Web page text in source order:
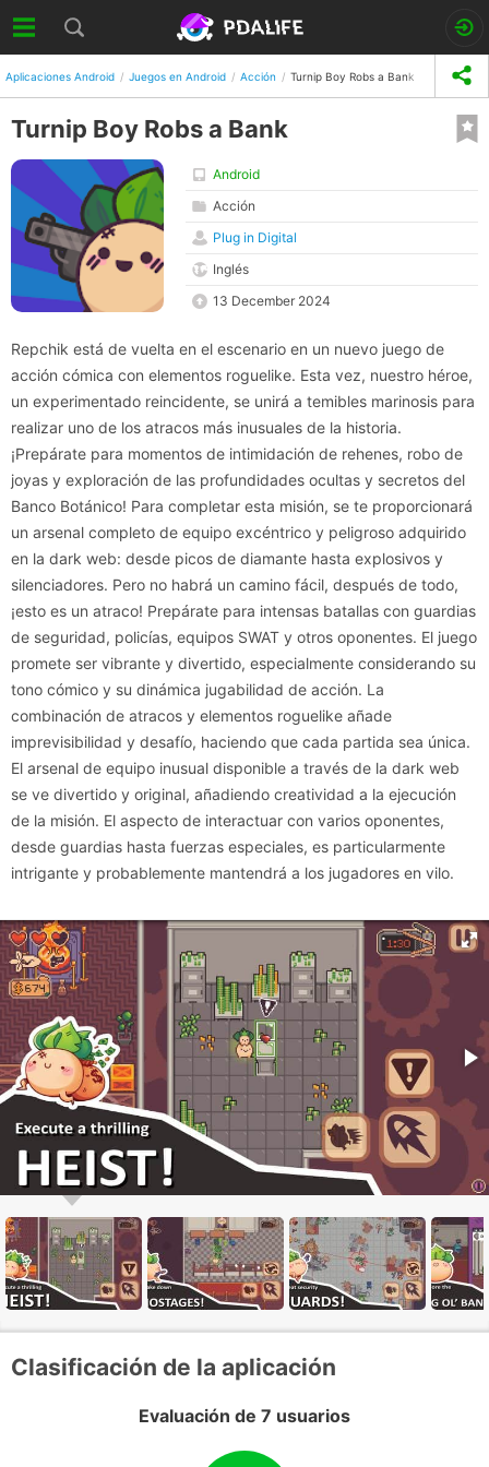
Aplicaciones Android Juegos en Android Acción Turnip Boy Robs a Bank
Turnip Boy Robs a Bank
Android
Acción
Plug in Digital
Inglés
13 December 2024
Repchik está de vuelta en el escenario en un nuevo juego de
acción cómica con elementos roguelike. Esta vez, nuestro héroe,
un experimentado reincidente, se unirá a temibles marinosis para
realizar uno de los atracos más inusuales de la historia.
¡Prepárate para momentos de intimidación de rehenes, robo de
joyas y exploración de las profundidades ocultas y secretos del
Banco Botánico! Para completar esta misión, se te proporcionará
un arsenal completo de equipo excéntrico y peligroso adquirido
en la dark web: desde picos de diamante hasta explosivos y
silenciadores. Pero no habrá un camino fácil, después de todo,
¡esto es un atraco! Prepárate para intensas batallas con guardias
de seguridad, policías, equipos SWAT y otros oponentes. El juego
promete ser vibrante y divertido, especialmente considerando su
tono cómico y su dinámica jugabilidad de acción. La
combinación de atracos y elementos roguelike añade
imprevisibilidad y desafío, haciendo que cada partida sea única.
El arsenal de equipo inusual disponible a través de la dark web
se ve divertido y original, añadiendo creatividad a la ejecución
de la misión. El aspecto de interactuar con varios oponentes,
desde guardias hasta fuerzas especiales, es particularmente
intrigante y probablemente mantendrá a los jugadores en vilo.
Clasificación de la aplicación
Evaluación de 7 usuarios